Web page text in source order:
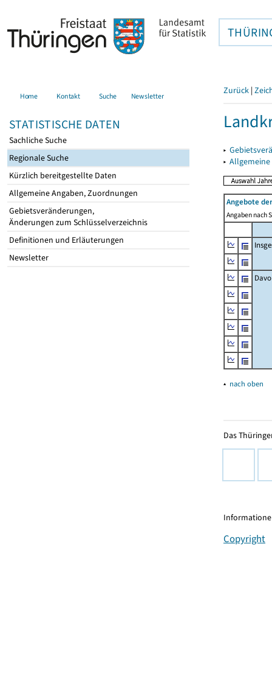
Home Kontakt Suche Newsletter
STATISTISCHE DATEN
Sachliche Suche
Regionale Suche
Kürzlich bereitgestellte Daten
Allgemeine Angaben, Zuordnungen
Gebietsveränderungen,
Änderungen zum Schlüsselverzeichnis
Definitionen und Erläuterungen
Newsletter
Zurück |
▸
▸
Angebote
Angaben nach
▴ nach oben
Das
Copyright